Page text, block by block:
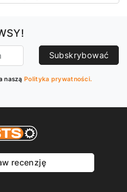
Subskrybować
naszą Polityka prywatności.
recenzję